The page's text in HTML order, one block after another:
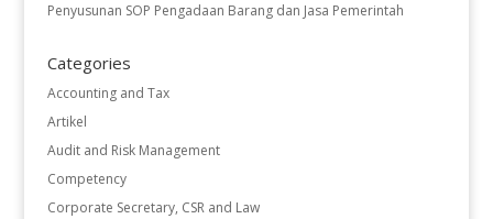
Penyusunan SOP Pengadaan Barang dan Jasa Pemerintah
Categories
Accounting and Tax
Artikel
Audit and Risk Management
Competency
Corporate Secretary, CSR and Law